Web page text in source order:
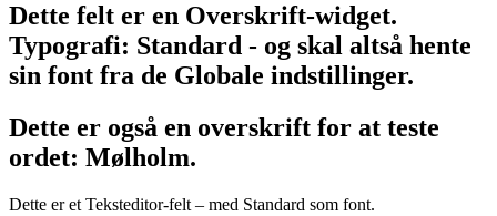
Dette felt er en Overskrift-widget.
Typografi: Standard - og skal altså hente
sin font fra de Globale indstillinger.
Dette er også en overskrift for at teste
ordet: Mølholm.
Dette er et Teksteditor-felt – med Standard som font.